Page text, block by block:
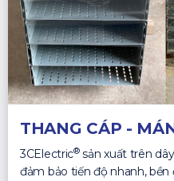
THANG CÁP -
3CElectric®sản xuất trên
đảm bảo tiến độ nhanh,